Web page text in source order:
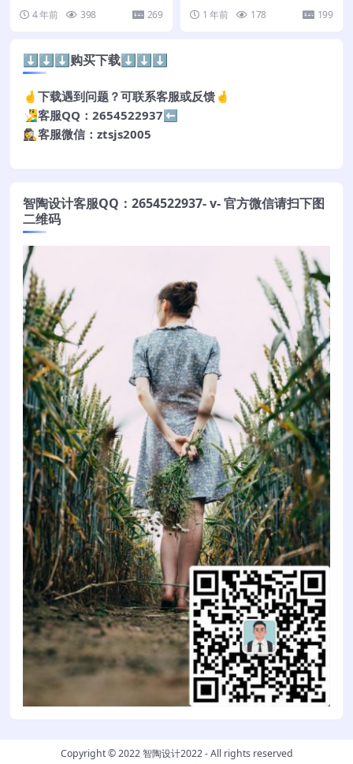
4 年前 398 269 1 年前 178 199
⬇️⬇️⬇️购买下载⬇️⬇️⬇️
🤞下载遇到问题？可联系客服或反馈🤞
🧏‍♂️客服QQ：2654522937⬅️
🕵️‍♀️客服微信：ztsjs2005
智陶设计客服QQ：2654522937- v- 官方微信请扫下图
二维码
Copyright © 2022智陶设计2022- All rights reserved